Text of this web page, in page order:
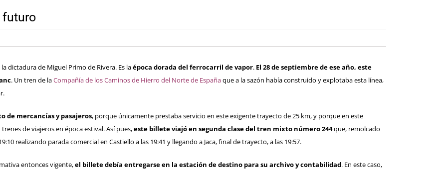
futuro
dictadura de Miguel Primo de Rivera. Es laépoca dorada del ferrocarril de vapor. El 28 de septiembre de ese año, este
. Un tren de laCompañía de los Caminos de Hierro del Norte de Españaque a la sazón había construido y explotaba esta línea,
de mercancías y pasajeros, porque únicamente prestaba servicio en este exigente trayecto de 25 km, y porque en este
de viajeros en época estival. Así pues,este billete viajó en segunda clase del tren mixto número 244que, remolcado
realizando parada comercial en Castiello a las 19:41 y llegando a Jaca, final de trayecto, a las 19:57.
entonces vigente,el billete debía entregarse en la estación de destino para su archivo y contabilidad. En este caso,